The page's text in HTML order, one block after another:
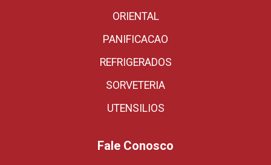
ORIENTAL
PANIFICACAO
REFRIGERADOS
SORVETERIA
UTENSILIOS
Fale Conosco